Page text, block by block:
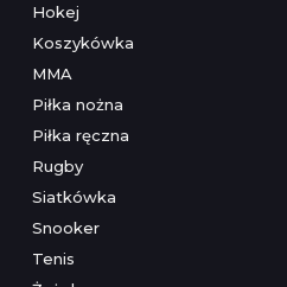
Hokej
Koszykówka
MMA
Piłka nożna
Piłka ręczna
Rugby
Siatkówka
Snooker
Tenis